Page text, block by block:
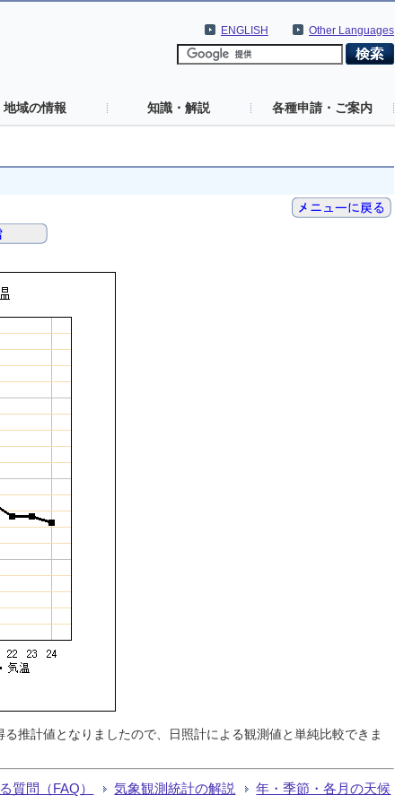
Other Languages
ENGLISH
地域の情報 知識・解説 各種申請・ご案内
推計値となりましたので、日照計による観測値と単純比較できま
質問（FAQ） 気象観測統計の解説 年・季節・各月の天候